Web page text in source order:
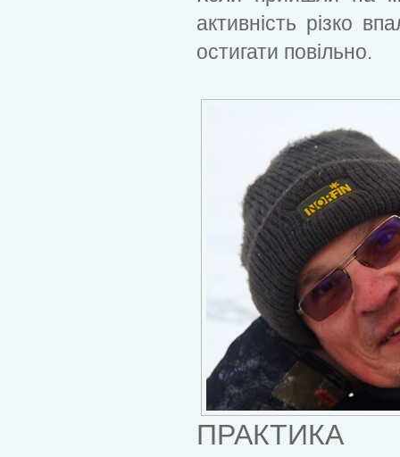
активність різко
остигати повільно.
ПРАКТИКА